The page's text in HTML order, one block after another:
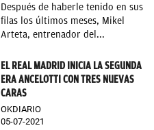
Después de haberle tenido en sus
filas los últimos meses, Mikel
Arteta, entrenador del...
EL REAL MADRID INICIA LA SEGUNDA
ERA ANCELOTTI CON TRES NUEVAS
CARAS
OKDIARIO
05-07-2021